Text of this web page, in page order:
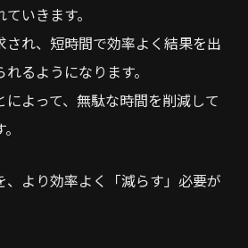
いきます。
れ、短時間で効率よく結果を出
るようになります。
よって、無駄な時間を削減して
、より効率よく「減らす」必要が